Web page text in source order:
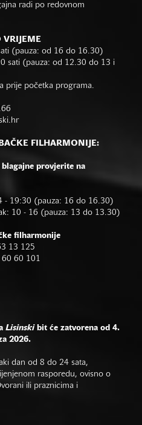
radi po redovnom
VRIJEME
(pauza: od 16 do 16.30)
sati (pauza: od 12.30 do 13 i
prije početka programa.
FILHARMONIJE:
provjerite na
- 19:30 (pauza: 16 do 16.30)
10 - 16 (pauza: 13 do 13.30)
filharmonije
13 125
60 60 101
Lisinskibit će zatvorena od 4.
2026.
dan od 8 do 24 sata,
rasporedu, ovisno o
ili praznicima i